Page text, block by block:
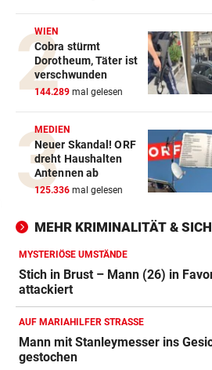
WAREN ES JÄGER?
Frau entdeckte
ihrem Auto
JEDE 5. IST GEFÄHRDET
Frauen die Pension
MIT DROGEN IM GEPÄCK vor
Mädchen (8) von E-Scooter-
WIEN
Cobra stürmt
Dorotheum, Täter ist
verschwunden
144.289 mal gelesen
MEDIEN
Neuer Skandal! ORF
dreht Haushalten
Antennen ab
125.336 mal gelesen
MEHR KRIMINALITÄT &
MYSTERIÖSE UMSTÄNDE
Stich in Brust – Mann (26) in
attackiert
AUF MARIAHILFER STRASSE
Mann mit Stanleymesser ins
gestochen